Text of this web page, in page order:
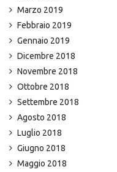
Marzo 2019
Febbraio 2019
Gennaio 2019
Dicembre 2018
Novembre 2018
Ottobre 2018
Settembre 2018
Agosto 2018
Luglio 2018
Giugno 2018
Maggio 2018